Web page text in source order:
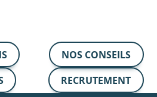
NOS CONSEILS
RECRUTEMENT